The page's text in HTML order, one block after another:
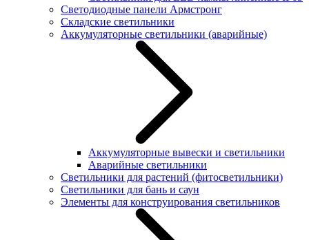
Светодиодные панели Армстронг
Складские светильники
Аккумуляторные светильники (аварийные)
Аккумуляторные вывески и светильники
Аварийные светильники
Светильники для растений (фитосветильники)
Светильники для бань и саун
Элементы для конструирования светильников